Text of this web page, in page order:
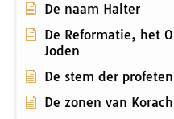
De naam Halter
De Reformatie, het
Joden
De stem der
De zonen van Korach